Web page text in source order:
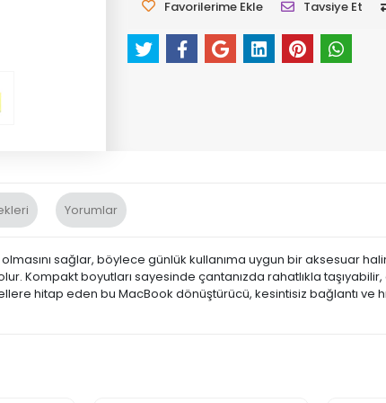
Favorilerime Ekle Tavsiye Et
Yorumlar
sağlar, böylece günlük kullanıma uygun bir aksesuar
olur. Kompakt boyutları sayesinde çantanızda rahatlıkla
hitap eden bu MacBook dönüştürücü, kesintisiz bağlantı ve